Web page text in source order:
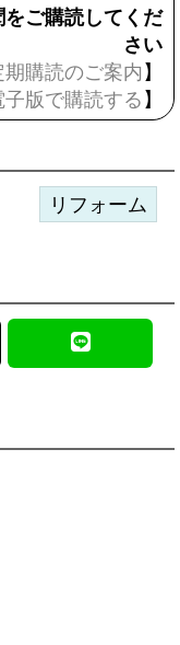
ご購読してくだ
さい
期購読のご案内 】
子版で購読する 】
リフォーム